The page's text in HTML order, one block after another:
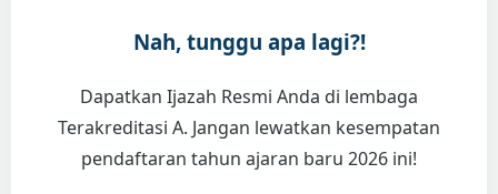
Nah, tunggu apa lagi?!
Dapatkan Ijazah Resmi Anda di lembaga
Terakreditasi A. Jangan lewatkan kesempatan
pendaftaran tahun ajaran baru 2026 ini!